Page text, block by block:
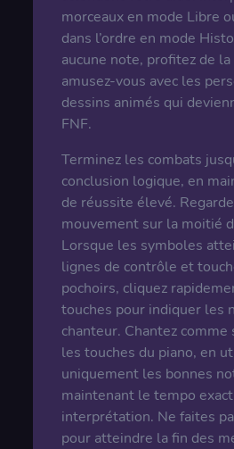
morceaux en mode Libre
dans l’ordre en mode
aucune note, profitez de
amusez-vous avec les
dessins animés qui
FNF.
Terminez les combats
conclusion logique, en
de réussite élevé.
mouvement sur la moitié
Lorsque les symboles
lignes de contrôle et
pochoirs, cliquez
touches pour indiquer les
chanteur. Chantez comme
les touches du piano, en
uniquement les bonnes
maintenant le tempo
interprétation. Ne faites
pour atteindre la fin des